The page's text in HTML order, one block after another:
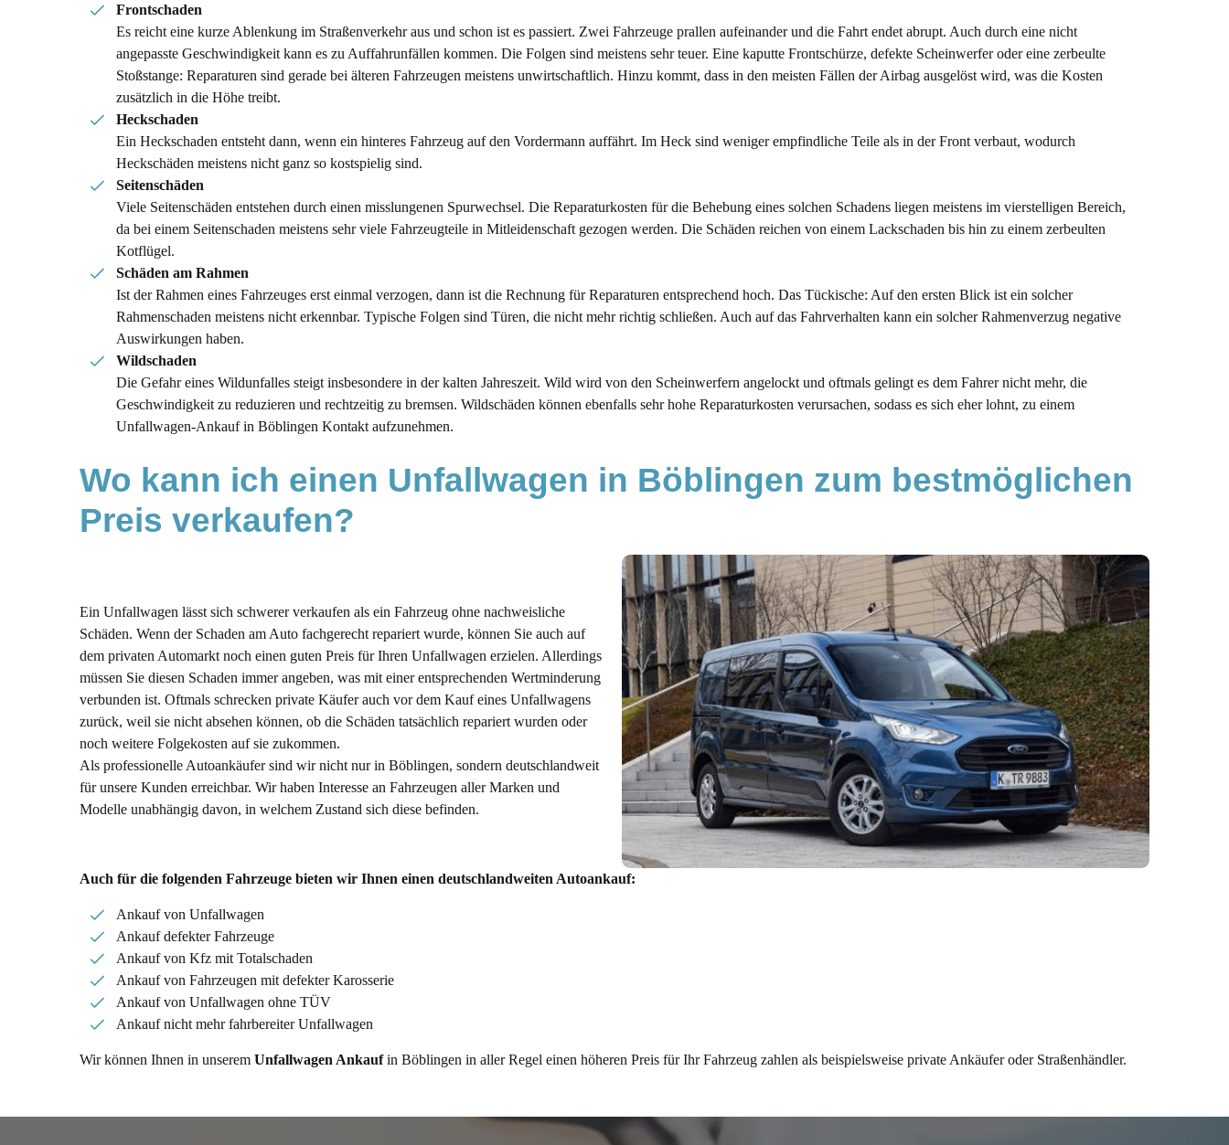
Frontschaden
Es reicht eine kurze Ablenkung im Straßenverkehr aus und schon ist es passiert. Zwei Fahrzeuge prallen aufeinander und die Fahrt endet abrupt. Auch durch eine nicht
angepasste Geschwindigkeit kann es zu Auffahrunfällen kommen. Die Folgen sind meistens sehr teuer. Eine kaputte Frontschürze, defekte Scheinwerfer oder eine zerbeulte
Stoßstange: Reparaturen sind gerade bei älteren Fahrzeugen meistens unwirtschaftlich. Hinzu kommt, dass in den meisten Fällen der Airbag ausgelöst wird, was die Kosten
zusätzlich in die Höhe treibt.
Heckschaden
Ein Heckschaden entsteht dann, wenn ein hinteres Fahrzeug auf den Vordermann auffährt. Im Heck sind weniger empfindliche Teile als in der Front verbaut, wodurch
Heckschäden meistens nicht ganz so kostspielig sind.
Seitenschäden
Viele Seitenschäden entstehen durch einen misslungenen Spurwechsel. Die Reparaturkosten für die Behebung eines solchen Schadens liegen meistens im vierstelligen Bereich,
da bei einem Seitenschaden meistens sehr viele Fahrzeugteile in Mitleidenschaft gezogen werden. Die Schäden reichen von einem Lackschaden bis hin zu einem zerbeulten
Kotflügel.
Schäden am Rahmen
Ist der Rahmen eines Fahrzeuges erst einmal verzogen, dann ist die Rechnung für Reparaturen entsprechend hoch. Das Tückische: Auf den ersten Blick ist ein solcher
Rahmenschaden meistens nicht erkennbar. Typische Folgen sind Türen, die nicht mehr richtig schließen. Auch auf das Fahrverhalten kann ein solcher Rahmenverzug negative
Auswirkungen haben.
Wildschaden
Die Gefahr eines Wildunfalles steigt insbesondere in der kalten Jahreszeit. Wild wird von den Scheinwerfern angelockt und oftmals gelingt es dem Fahrer nicht mehr, die
Geschwindigkeit zu reduzieren und rechtzeitig zu bremsen. Wildschäden können ebenfalls sehr hohe Reparaturkosten verursachen, sodass es sich eher lohnt, zu einem
Unfallwagen-Ankauf in Böblingen Kontakt aufzunehmen.
Wo kann ich einen Unfallwagen in Böblingen zum bestmöglichen
Preis verkaufen?
Ein Unfallwagen lässt sich schwerer verkaufen als ein Fahrzeug ohne nachweisliche
Schäden. Wenn der Schaden am Auto fachgerecht repariert wurde, können Sie auch auf
dem privaten Automarkt noch einen guten Preis für Ihren Unfallwagen erzielen. Allerdings
müssen Sie diesen Schaden immer angeben, was mit einer entsprechenden Wertminderung
verbunden ist. Oftmals schrecken private Käufer auch vor dem Kauf eines Unfallwagens
zurück, weil sie nicht absehen können, ob die Schäden tatsächlich repariert wurden oder
noch weitere Folgekosten auf sie zukommen.
Als professionelle Autoankäufer sind wir nicht nur in Böblingen, sondern deutschlandweit
für unsere Kunden erreichbar. Wir haben Interesse an Fahrzeugen aller Marken und
Modelle unabhängig davon, in welchem Zustand sich diese befinden.
Auch für die folgenden Fahrzeuge bieten wir Ihnen einen deutschlandweiten Autoankauf:
Ankauf von Unfallwagen
Ankauf defekter Fahrzeuge
Ankauf von Kfz mit Totalschaden
Ankauf von Fahrzeugen mit defekter Karosserie
Ankauf von Unfallwagen ohne TÜV
Ankauf nicht mehr fahrbereiter Unfallwagen
Wir können Ihnen in unserem Unfallwagen Ankaufin Böblingen in aller Regel einen höheren Preis für Ihr Fahrzeug zahlen als beispielsweise private Ankäufer oder Straßenhändler.